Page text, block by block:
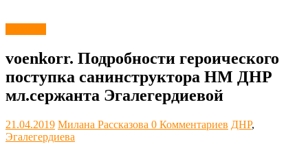
voenkorr. Подробности героического
поступка санинструктора НМ ДНР
мл.сержанта Эгалегердиевой
21.04.2019 Милана Рассказова 0 Комментариев ДНР,
Эгалегердиева